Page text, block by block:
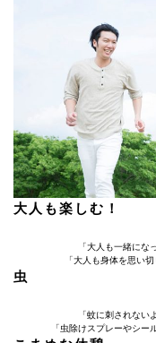
大人も楽しむ！
「大人も一緒にな
「大人も身体を思い
虫
「蚊に刺されない
「虫除けスプレーやシー